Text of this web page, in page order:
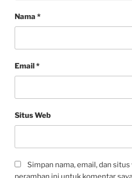
Nama *
Email*
Situs Web
Simpan nama, email, dan situs